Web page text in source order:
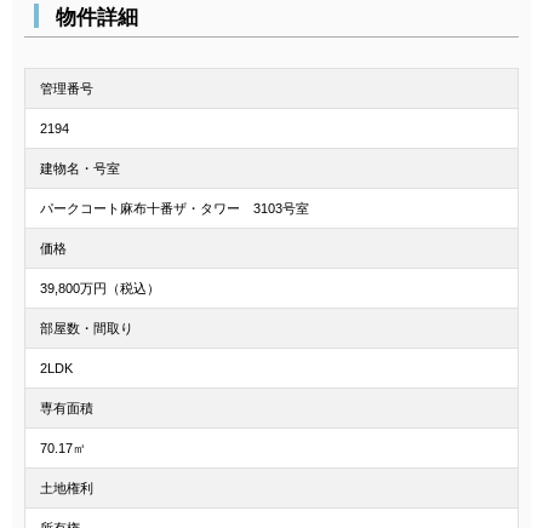
物件詳細
管理番号
2194
建物名・号室
パークコート麻布十番ザ・タワー 3103号室
価格
39,800万円（税込）
部屋数・間取り
2LDK
専有面積
70.17㎡
土地権利